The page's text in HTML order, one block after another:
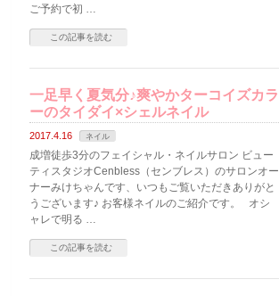
ご予約で初 …
この記事を読む
一足早く夏気分♪爽やかターコイズカラ
ーのタイダイ×シェルネイル
2017.4.16 ネイル
成増徒歩3分のフェイシャル・ネイルサロン ビュー
ティスタジオCenbless（センブレス）のサロンオー
ナーみけちゃんです、いつもご覧いただきありがと
うございます♪ お客様ネイルのご紹介です。 オシ
ャレで明る …
この記事を読む